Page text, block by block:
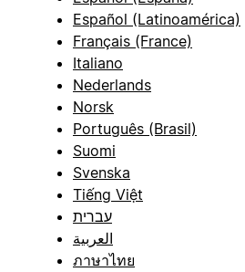
Español (Latinoamérica)
Français (France)
Italiano
Nederlands
Norsk
Português (Brasil)
Suomi
Svenska
Tiếng Việt
עברית
العربية
ภาษาไทย